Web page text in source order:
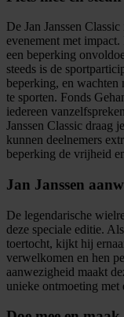
De Jan Janssen
evenement met
een beperking
steeds is de
beperking, en wachten
te sporten. Fonds
iedereen
Janssen Classic draag
kunnen deelnemers
beperking de vrijheid
Jan Janssen
De legendarische
deze speciale editie.
toertocht, kijkt hij
verwelkomen en hen
aanwezigheid maakt
unieke ontmoeting met